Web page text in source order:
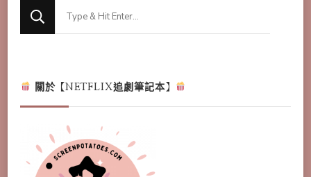
Looking
關於【NETFLIX追劇筆記本】